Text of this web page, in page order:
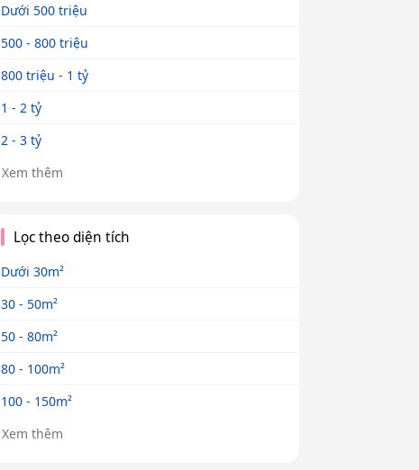
Dưới 500 triệu
500 - 800 triệu
800 triệu - 1 tỷ
1 - 2 tỷ
2 - 3 tỷ
Xem thêm
Lọc theo diện tích
Dưới 30m²
30 - 50m²
50 - 80m²
80 - 100m²
100 - 150m²
Xem thêm